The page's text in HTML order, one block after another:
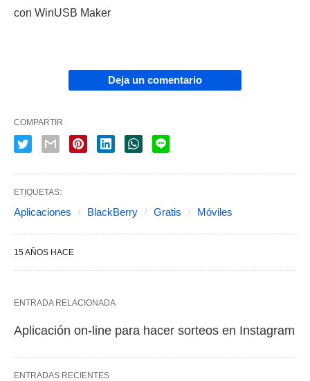
con WinUSB Maker
Deja un comentario
COMPARTIR
ETIQUETAS:
Aplicaciones BlackBerry Gratis Móviles
15 AÑOS HACE
ENTRADA RELACIONADA
Aplicación on-line para hacer sorteos en Instagram
ENTRADAS RECIENTES